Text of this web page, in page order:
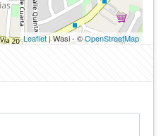
Leaflet| Wasi - ©OpenStreetMap